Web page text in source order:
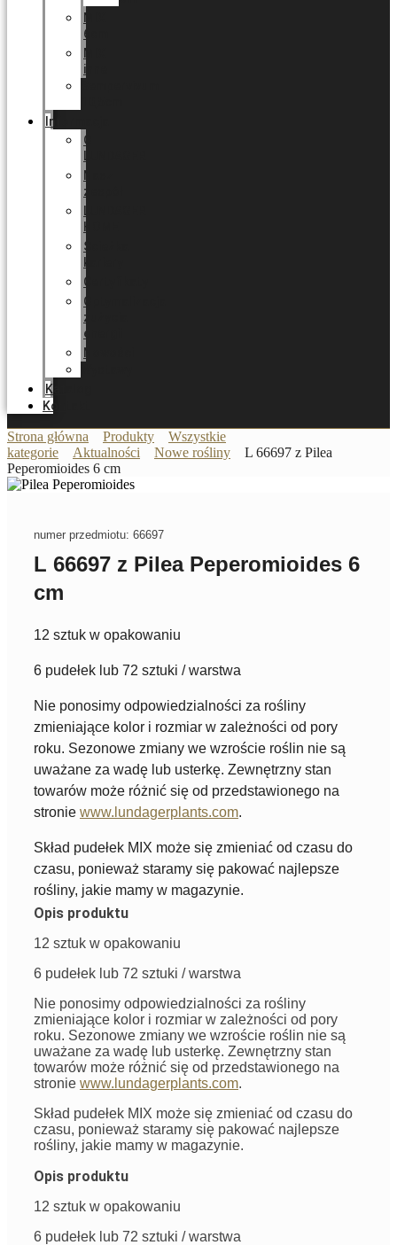
MIX
6cm
MIX
inne
Informacja
O
Nasz
zespół
HOME
Ścieżka
kariery
Certyfikaty
Optymalizacja
zużycia
energii
Nowości
Katalog
Kontakt
Strona główna Produkty
Wszystkie
kategorie
Aktualności Nowe rośliny
L 66697 z Pilea
Peperomioides 6 cm
numer przedmiotu: 66697
L 66697 z Pilea Peperomioides 6
cm
12 sztuk w opakowaniu
6 pudełek lub 72 sztuki / warstwa
Nie ponosimy odpowiedzialności za rośliny
zmieniające kolor i rozmiar w zależności od pory
roku. Sezonowe zmiany we wzroście roślin nie są
uważane za wadę lub usterkę. Zewnętrzny stan
towarów może różnić się od przedstawionego na
stronie www.lundagerplants.com.
Skład pudełek MIX może się zmieniać od czasu do
czasu, ponieważ staramy się pakować najlepsze
rośliny, jakie mamy w magazynie.
Opis produktu
12 sztuk w opakowaniu
6 pudełek lub 72 sztuki / warstwa
Nie ponosimy odpowiedzialności za rośliny
zmieniające kolor i rozmiar w zależności od pory
roku. Sezonowe zmiany we wzroście roślin nie są
uważane za wadę lub usterkę. Zewnętrzny stan
towarów może różnić się od przedstawionego na
stronie www.lundagerplants.com.
Skład pudełek MIX może się zmieniać od czasu do
czasu, ponieważ staramy się pakować najlepsze
rośliny, jakie mamy w magazynie.
Opis produktu
12 sztuk w opakowaniu
6 pudełek lub 72 sztuki / warstwa